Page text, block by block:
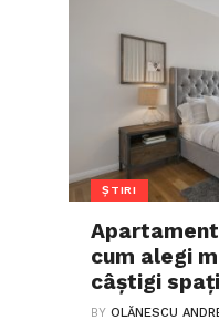
ȘTIRI
cum alegi
câștigi
BYOLĂNESCU